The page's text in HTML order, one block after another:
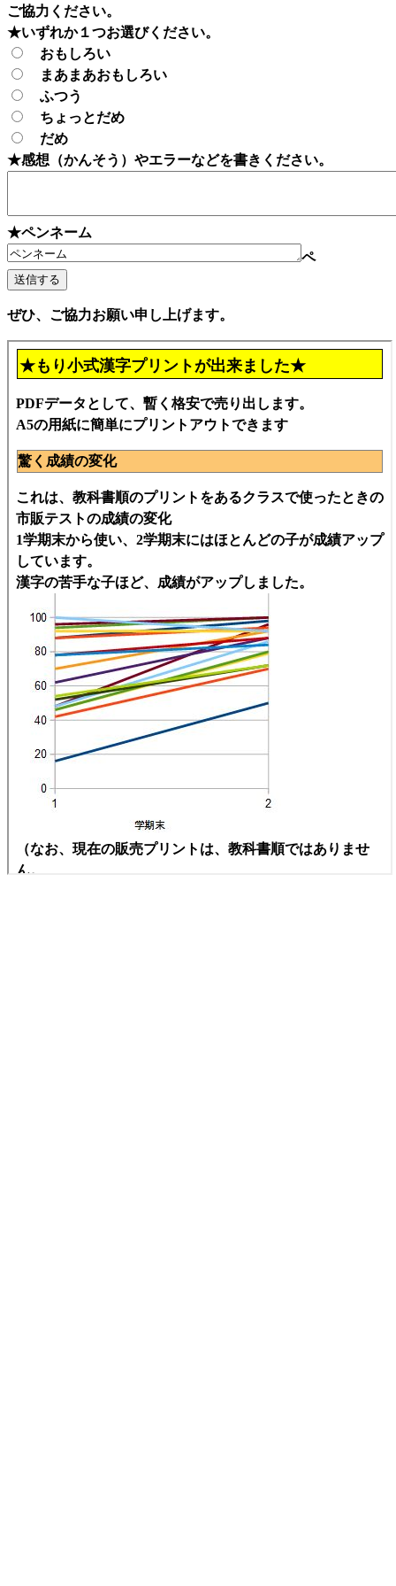
ご協力ください。
★いずれか１つお選びください。
おもしろい
まあまあおもしろい
ふつう
ちょっとだめ
だめ
★感想（かんそう）やエラーなどを書きください。
★ペンネーム
ペ
ぜひ、ご協力お願い申し上げます。